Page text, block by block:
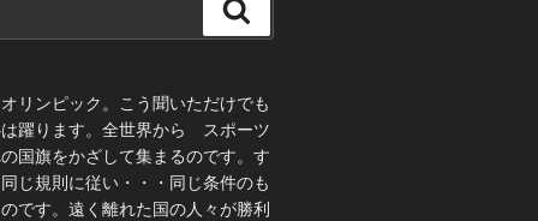
索
リンピック。こう聞いただけでも
躍ります。全世界から スポーツ
国旗をかざして集まるのです。す
じ規則に従い・・・同じ条件のも
です。遠く離れた国の人々が勝利